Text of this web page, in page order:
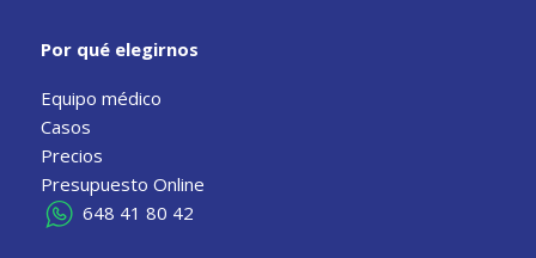
Por qué elegirnos
Equipo médico
Casos
Precios
Presupuesto Online
648 41 80 42